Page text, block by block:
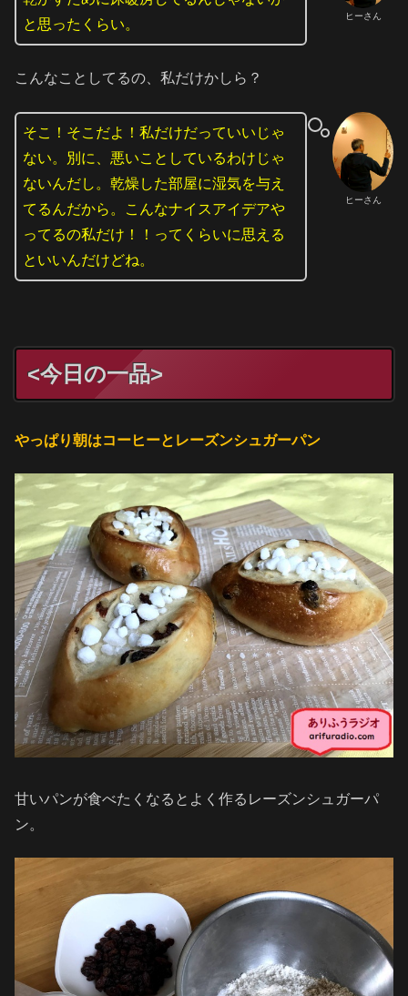
ヒーさん
と思ったくらい。
こんなことしてるの、私だけかしら？
ヒーさん
そこ！そこだよ！私だけだっていいじゃ
ない。別に、悪いことしているわけじゃ
ないんだし。乾燥した部屋に湿気を与え
てるんだから。こんなナイスアイデアや
ってるの私だけ！！ってくらいに思える
といいんだけどね。
<今日の一品>
やっぱり朝はコーヒーとレーズンシュガーパン
甘いパンが食べたくなるとよく作るレーズンシュガーパ
ン。